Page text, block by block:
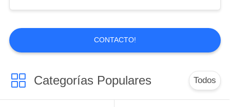
CONTACTO!
Categorías Populares Todos